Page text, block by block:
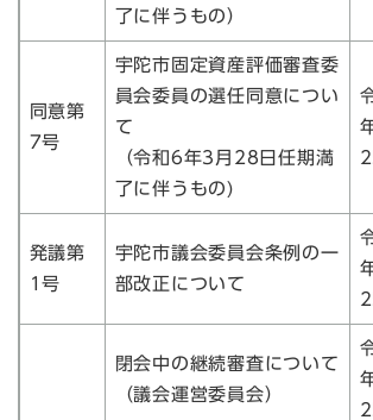
了に伴うもの）
同意第
7号
宇陀市固定資産評価審査委
員会委員の選任同意につい
て
（令和6年3月28日任期満
了に伴うもの)
発議第
1号
宇陀市議会委員会条例の一
部改正について
閉会中の継続審査について
（議会運営委員会）